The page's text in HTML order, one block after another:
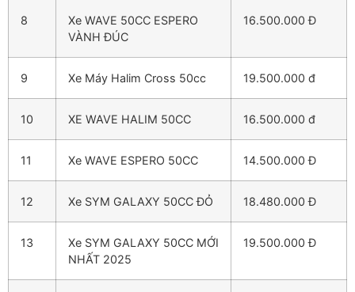
8
Xe WAVE 50CC ESPERO
VÀNH ĐÚC
16.500.000 Đ
9 Xe Máy Halim Cross 50cc 19.500.000 đ
10 XE WAVE HALIM 50CC 16.500.000 đ
11 Xe WAVE ESPERO 50CC 14.500.000 Đ
12 Xe SYM GALAXY 50CC ĐỎ 18.480.000 Đ
13
Xe SYM GALAXY 50CC MỚI
NHẤT 2025
19.500.000 Đ